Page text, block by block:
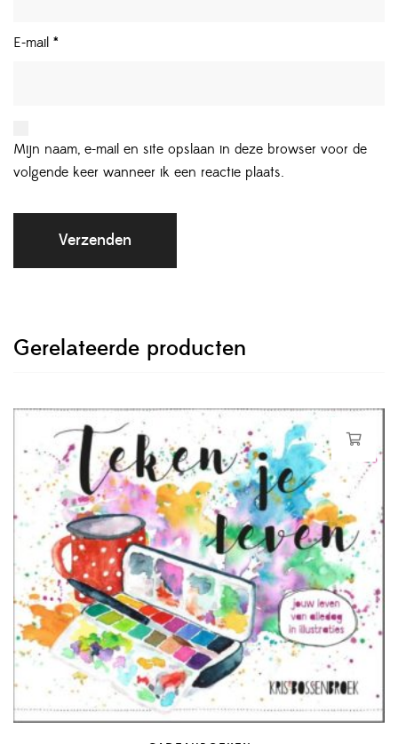
E-mail *
Mijn naam, e-mail en site opslaan in deze browser voor de
volgende keer wanneer ik een reactie plaats.
Gerelateerde producten